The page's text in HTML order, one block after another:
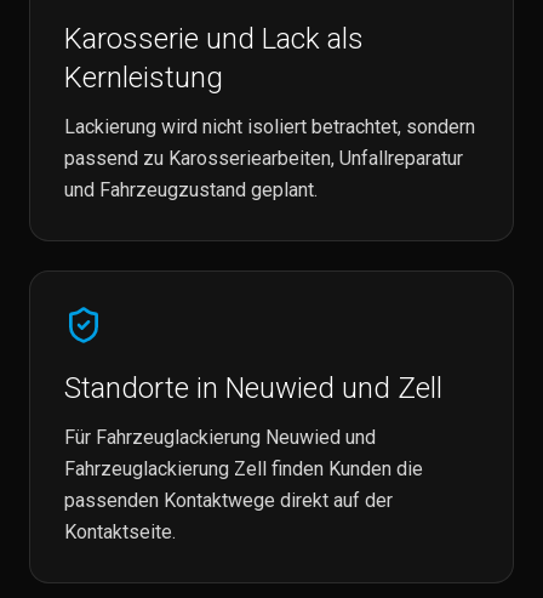
Karosserie und Lack als
Kernleistung
Lackierung wird nicht isoliert betrachtet, sondern
passend zu Karosseriearbeiten, Unfallreparatur
und Fahrzeugzustand geplant.
Standorte in Neuwied und Zell
Für Fahrzeuglackierung Neuwied und
Fahrzeuglackierung Zell finden Kunden die
passenden Kontaktwege direkt auf der
Kontaktseite.